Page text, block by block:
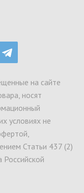
на сайте
носят
условиях не
Статьи 437 (2)
Российской